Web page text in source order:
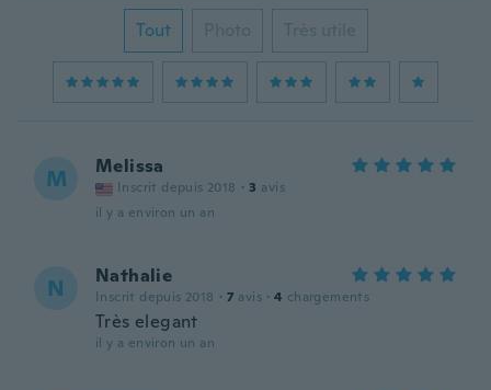
Tout Photo Très utile
M Melissa
Inscrit depuis 2018 · 3 avis
il y a environ un an
N Nathalie
Inscrit depuis 2018 · 7 avis · 4 chargements
Très elegant
il y a environ un an